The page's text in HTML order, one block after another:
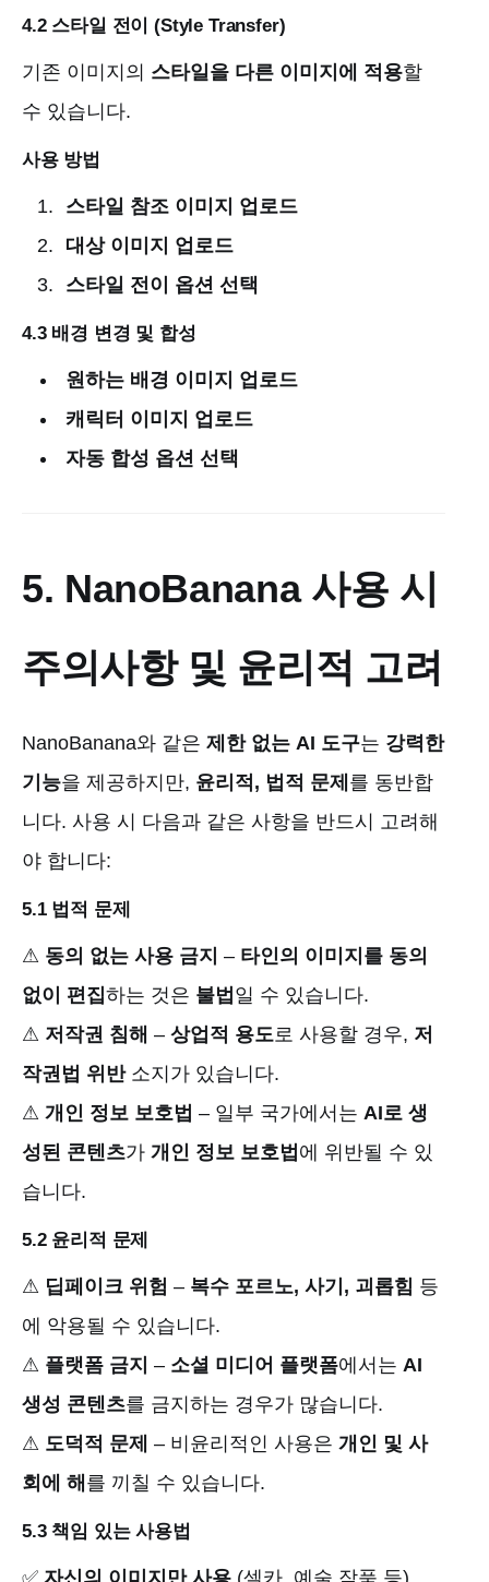
4.2 스타일 전이 (Style Transfer)
기존 이미지의 스타일을 다른 이미지에 적용할
수 있습니다.
사용 방법
스타일 참조 이미지 업로드
대상 이미지 업로드
스타일 전이 옵션 선택
4.3 배경 변경 및 합성
원하는 배경 이미지 업로드
캐릭터 이미지 업로드
자동 합성 옵션 선택
5. NanoBanana 사용 시
주의사항 및 윤리적 고려
NanoBanana와 같은 제한 없는 AI 도구는 강력한
기능을 제공하지만, 윤리적, 법적 문제 를 동반합
니다. 사용 시 다음과 같은 사항을 반드시 고려해
야 합니다:
5.1 법적 문제
⚠ 동의 없는 사용 금지 – 타인의 이미지를 동의
없이 편집하는 것은 불법 일 수 있습니다.
⚠ 저작권 침해 – 상업적 용도로 사용할 경우, 저
작권법 위반소지가 있습니다.
⚠ 개인 정보 보호법 – 일부 국가에서는 AI로 생
성된 콘텐츠가 개인 정보 보호법 에 위반될 수 있
습니다.
5.2 윤리적 문제
⚠ 딥페이크 위험 – 복수 포르노, 사기, 괴롭힘 등
에 악용될 수 있습니다.
⚠ 플랫폼 금지 – 소셜 미디어 플랫폼에서는 AI
생성 콘텐츠를 금지하는 경우가 많습니다.
⚠ 도덕적 문제 – 비윤리적인 사용은 개인 및 사
회에 해 를 끼칠 수 있습니다.
5.3 책임 있는 사용법
✅ 자신의 이미지만 사용 (셀카, 예술 작품 등)